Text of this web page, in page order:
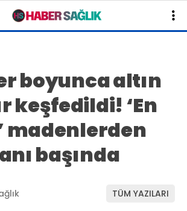
boyunca altın
keşfedildi! ‘En
madenlerden
başında
TÜM YAZILARI